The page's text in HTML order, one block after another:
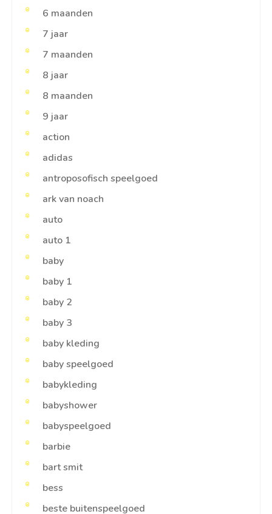
6 maanden
7 jaar
7 maanden
8 jaar
8 maanden
9 jaar
action
adidas
antroposofisch speelgoed
ark van noach
auto
auto 1
baby
baby 1
baby 2
baby 3
baby kleding
baby speelgoed
babykleding
babyshower
babyspeelgoed
barbie
bart smit
bess
beste buitenspeelgoed